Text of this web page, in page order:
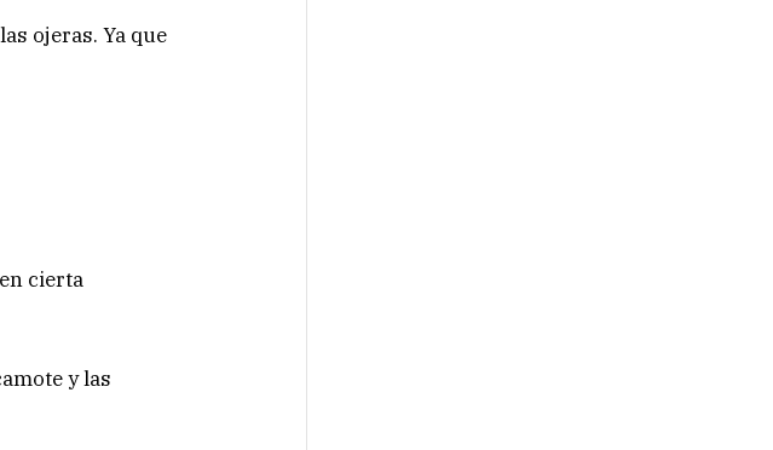
ojeras. Ya que
cierta
y las